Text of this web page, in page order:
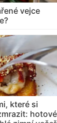
vejce
které si
hotové